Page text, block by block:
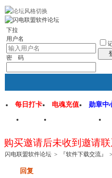
下拉
用户名
密 码
首页 闪电联盟论坛
每日打卡 电魂充值 勋章中
购买邀请后未收到邀请
闪电联盟软件论坛 > 『软件下载交流』 >
回复